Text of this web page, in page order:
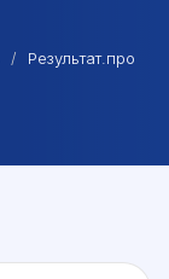
Результат.про